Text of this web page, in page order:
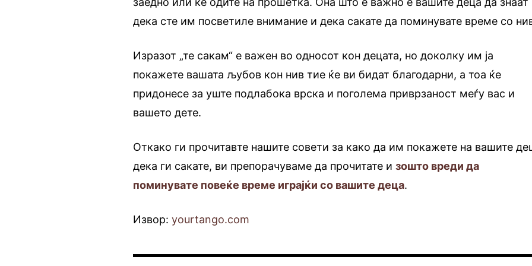
дека сте им посветиле внимание и дека сакате да поминувате време со
Изразот „те сакам“ е важен во односот кон децата, но доколку им ја
покажете вашата љубов кон нив тие ќе ви бидат благодарни, а тоа ќе
придонесе за уште подлабока врска и поголема приврзаност меѓу вас и
вашето дете.
Откако ги прочитавте нашите совети за како да им покажете на вашите
дека ги сакате, ви препорачуваме да прочитате изошто вреди да
поминувате повеќе време играјќи со вашите деца.
Извор:yourtango.com